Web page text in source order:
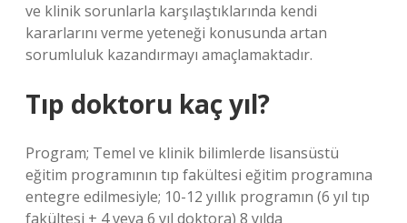
ve klinik sorunlarla karşılaştıklarında kendi
kararlarını verme yeteneği konusunda artan
sorumluluk kazandırmayı amaçlamaktadır.
Tıp doktoru kaç yıl?
Program; Temel ve klinik bilimlerde lisansüstü
eğitim programının tıp fakültesi eğitim programına
entegre edilmesiyle; 10-12 yıllık programın (6 yıl tıp
fakültesi + 4 veya 6 yıl doktora) 8 yılda